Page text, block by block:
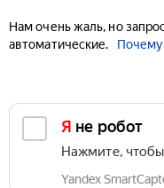
Нам очень жаль, но
автоматические.
Почему
Я не робот
Нажмите,
Yandex